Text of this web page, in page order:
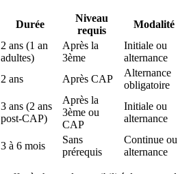
Durée
Niveau
requis
Modalité
2 ans (1 an
adultes)
Après la
3ème
Initiale ou
alternance
2 ans Après CAP
Alternance
obligatoire
3 ans (2 ans
post-CAP)
Après la
3ème ou
CAP
Initiale ou
alternance
3 à 6 mois
Sans
prérequis
Continue ou
alternance